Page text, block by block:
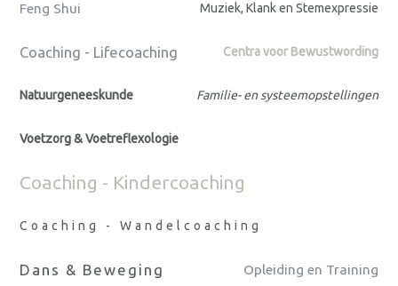
Feng Shui Muziek, Klank en Stemexpressie
Coaching - Lifecoaching Centra voor Bewustwording
Natuurgeneeskunde Familie- en systeemopstellingen
Voetzorg & Voetreflexologie
Coaching - Kindercoaching
Coaching - Wandelcoaching
Dans & Beweging Opleiding en Training